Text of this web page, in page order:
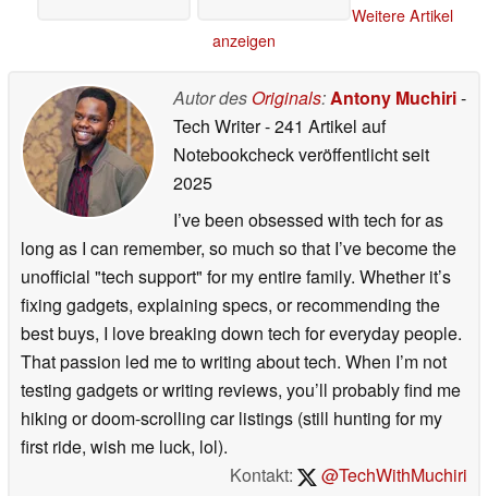
Weitere Artikel
anzeigen
Autor des Originals:Antony Muchiri-
Tech Writer- 241 Artikel auf
Notebookcheck veröffentlichtseit
2025
I’ve been obsessed with tech for as
long as I can remember, so much so that I’ve become the
unofficial "tech support" for my entire family. Whether it’s
fixing gadgets, explaining specs, or recommending the
best buys, I love breaking down tech for everyday people.
That passion led me to writing about tech. When I’m not
testing gadgets or writing reviews, you’ll probably find me
hiking or doom-scrolling car listings (still hunting for my
first ride, wish me luck, lol).
Kontakt:
@TechWithMuchiri